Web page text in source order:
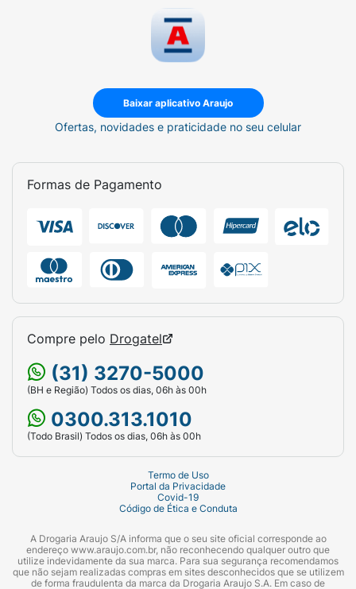
Baixar aplicativo Araujo
Ofertas, novidades e praticidade no seu celular
Formas de Pagamento
Compre pelo Drogatel
(31) 3270-5000
(BH e Região) Todos os dias, 06h às 00h
0300.313.1010
(Todo Brasil) Todos os dias, 06h às 00h
Termo de Uso
Portal da Privacidade
Covid-19
Código de Ética e Conduta
A Drogaria Araujo S/A informa que o seu site oficial corresponde ao
endereço www.araujo.com.br, não reconhecendo qualquer outro que
utilize indevidamente da sua marca. Para sua segurança recomendamos
que não sejam realizadas compras em sites desconhecidos que se utilizem
de forma fraudulenta da marca da Drogaria Araujo S.A. Em caso de